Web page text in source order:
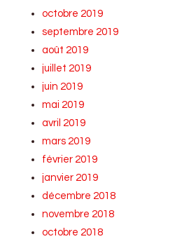
octobre 2019
septembre 2019
août 2019
juillet 2019
juin 2019
mai 2019
avril 2019
mars 2019
février 2019
janvier 2019
décembre 2018
novembre 2018
octobre 2018